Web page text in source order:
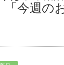
「今週の